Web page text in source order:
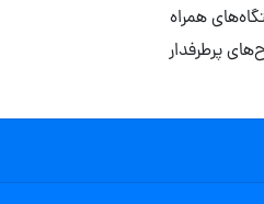
همراه
پرطرفدار